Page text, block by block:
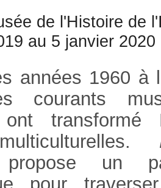
de l'Histoire de
au 5 janvier 2020
années 1960 à
courants
ont
propose un
pour